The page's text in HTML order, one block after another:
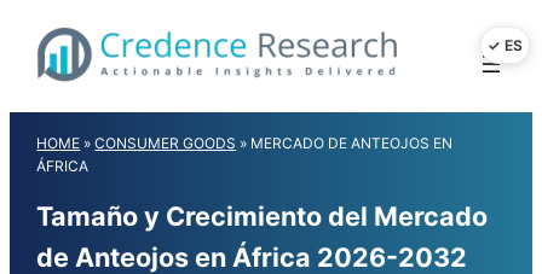
content
HOME »CONSUMER GOODS » MERCADO DE ANTEOJOS EN
ÁFRICA
Tamaño y Crecimiento del Mercado
de Anteojos en África 2026-2032